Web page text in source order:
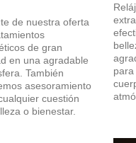
de nuestra oferta
de gran
en una agradable
También
asesoramiento
cuestión
o bienestar.